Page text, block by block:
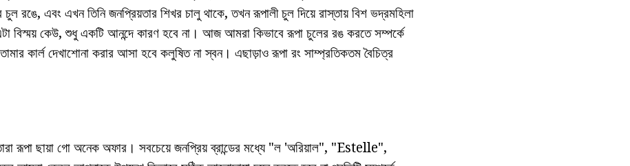
রঙে, এবং এখন তিনি জনপ্রিয়তার শিখর চালু থাকে, তখন রূপালী চুল দিয়ে রাস্তায় বিশ ভদ্রমহিলা
বিস্ময় কেউ, শুধু একটি আনন্দে কারণ হবে না। আজ আমরা কিভাবে রূপা চুলের রঙ করতে সম্পর্কে
কার্ল দেখাশোনা করার আসা হবে কলুষিত না স্বন। এছাড়াও রূপা রং সাম্প্রতিকতম বৈচিত্র
রূপা ছায়া গো অনেক অফার। সবচেয়ে জনপ্রিয় ব্রান্ডের মধ্যে "ল 'অরিয়াল", "Estelle",